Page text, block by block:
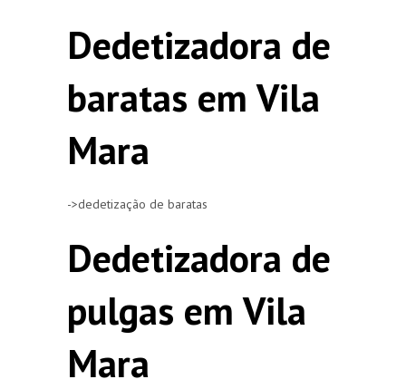
Dedetizadora de
baratas em Vila
Mara
->dedetização de baratas
Dedetizadora de
pulgas em Vila
Mara